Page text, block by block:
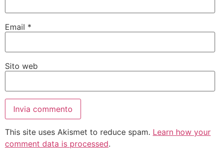
Email *
Sito web
This site uses Akismet to reduce spam. Learn how your
comment data is processed.